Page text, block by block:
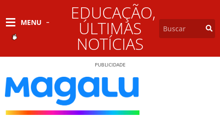
MENU EDUCAÇÃO,
ÚLTIMAS
NOTÍCIAS
PUBLICIDADE